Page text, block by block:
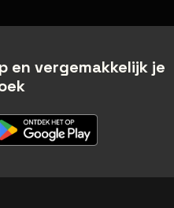
en vergemakkelijk je